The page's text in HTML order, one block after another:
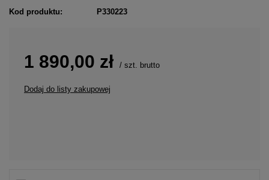
Kod produktu: P330223
1 890,00 zł / szt. brutto
Dodaj do listy zakupowej